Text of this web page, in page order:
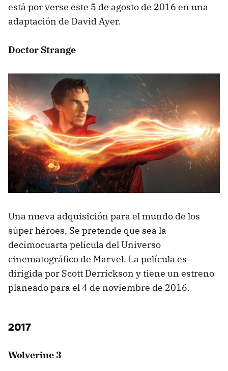
está por verse este 5 de agosto de 2016 en una
adaptación de David Ayer.
Doctor Strange
Una nueva adquisición para el mundo de los
súper héroes, Se pretende que sea la
decimocuarta película del Universo
cinematográfico de Marvel. La película es
dirigida por Scott Derrickson y tiene un estreno
planeado para el 4 de noviembre de 2016.
2017
Wolverine 3